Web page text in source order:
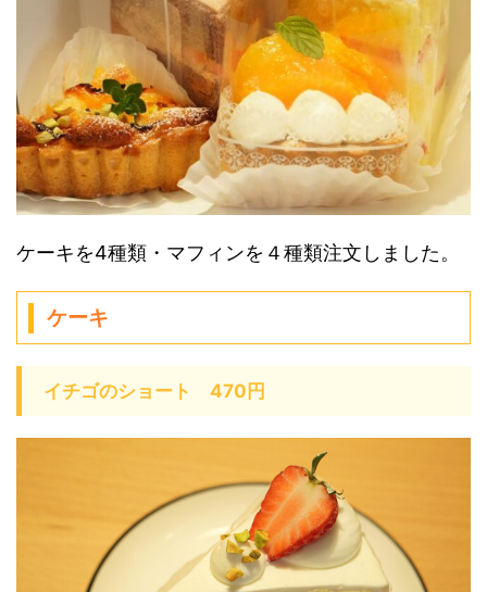
ケーキを4種類・マフィンを４種類注文しました。
ケーキ
イチゴのショート 470円